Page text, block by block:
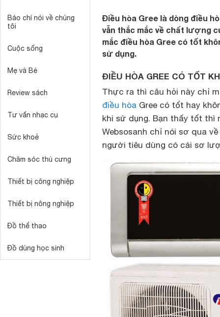
Báo chí nói về chúng
tôi
Cuộc sống
Mẹ và Bé
Review sách
Tư vấn nhạc cụ
Sức khoẻ
Chăm sóc thú cưng
Thiết bị công nghiệp
Thiết bị nông nghiệp
Đồ thể thao
Đồ dùng học sinh
Điều hòa Gree là dòng điều
vẫn thắc mắc về chất lượng
mắc điều hòa Gree có tốt
sử dụng.
ĐIỀU HÒA GREE CÓ TỐT
Thực ra thì câu hỏi này chỉ
điều hòa Gree có tốt hay
khi sử dụng. Bạn thấy tốt thì
Websosanh chỉ nói sơ qua
người tiêu dùng có cái sơ